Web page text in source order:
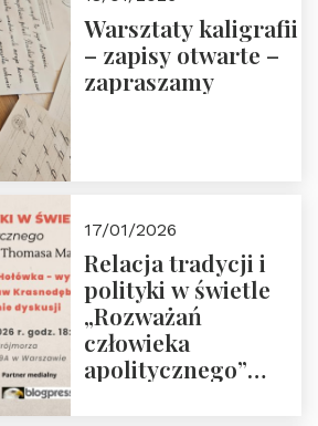
Warsztaty kaligrafii
– zapisy otwarte –
zapraszamy
17/01/2026
Relacja tradycji i
polityki w świetle
„Rozważań
człowieka
apolitycznego”